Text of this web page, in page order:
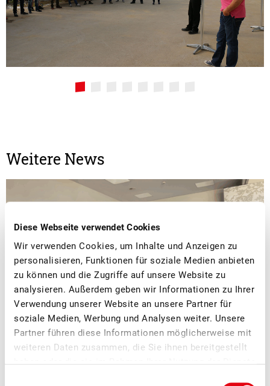
Diese Webseite verwendet Cookies
Wir verwenden Cookies, um Inhalte und Anzeigen zu
personalisieren, Funktionen für soziale Medien anbieten
zu können und die Zugriffe auf unsere Website zu
analysieren. Außerdem geben wir Informationen zu Ihrer
Verwendung unserer Website an unsere Partner für
soziale Medien, Werbung und Analysen weiter. Unsere
Partner führen diese Informationen möglicherweise mit
weiteren Daten zusammen, die Sie ihnen bereitgestellt
Weitere News
08.07.2026 ■ Mostobst, Verarbeitung, Verband